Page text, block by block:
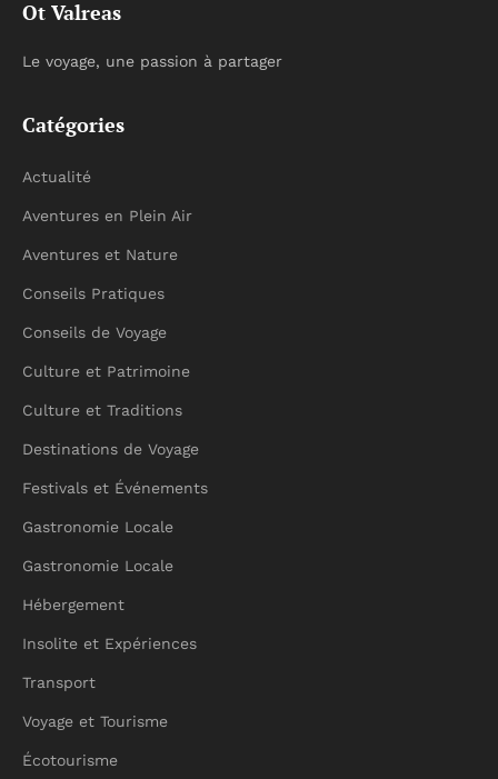
Ot Valreas
Le voyage, une passion à partager
Catégories
Actualité
Aventures en Plein Air
Aventures et Nature
Conseils Pratiques
Conseils de Voyage
Culture et Patrimoine
Culture et Traditions
Destinations de Voyage
Festivals et Événements
Gastronomie Locale
Gastronomie Locale
Hébergement
Insolite et Expériences
Transport
Voyage et Tourisme
Écotourisme